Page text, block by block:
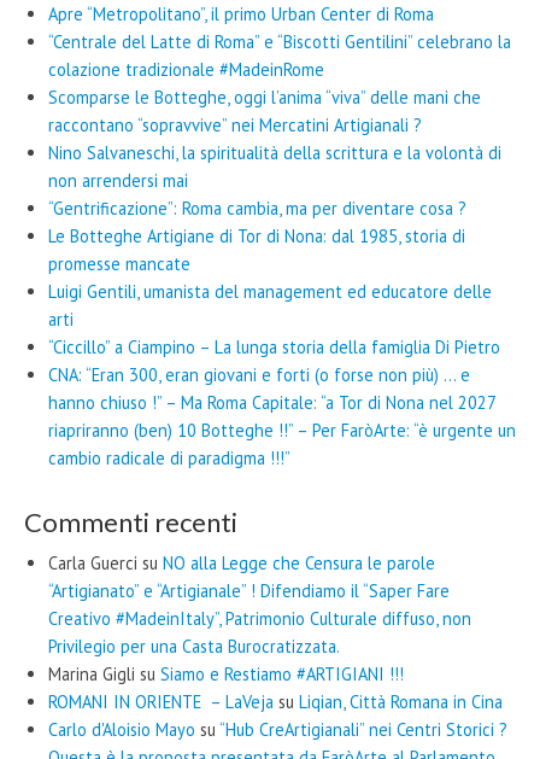
Apre “Metropolitano”, il primo Urban Center di Roma
“Centrale del Latte di Roma” e “Biscotti Gentilini” celebrano la
colazione tradizionale #MadeinRome
Scomparse le Botteghe, oggi l’anima “viva” delle mani che
raccontano “sopravvive” nei Mercatini Artigianali ?
Nino Salvaneschi, la spiritualità della scrittura e la volontà di
non arrendersi mai
“Gentrificazione”: Roma cambia, ma per diventare cosa ?
Le Botteghe Artigiane di Tor di Nona: dal 1985, storia di
promesse mancate
Luigi Gentili, umanista del management ed educatore delle
arti
“Ciccillo” a Ciampino – La lunga storia della famiglia Di Pietro
CNA: “Eran 300, eran giovani e forti (o forse non più) … e
hanno chiuso !” – Ma Roma Capitale: “a Tor di Nona nel 2027
riapriranno (ben) 10 Botteghe !!” – Per FaròArte: “è urgente un
cambio radicale di paradigma !!!”
Commenti recenti
Carla Guerci su NO alla Legge che Censura le parole
“Artigianato” e “Artigianale” ! Difendiamo il “Saper Fare
Creativo #MadeinItaly”, Patrimonio Culturale diffuso, non
Privilegio per una Casta Burocratizzata.
Marina Gigli su Siamo e Restiamo #ARTIGIANI !!!
ROMANI IN ORIENTE – LaVeja su Liqian, Città Romana in Cina
Carlo d'Aloisio Mayo su “Hub CreArtigianali” nei Centri Storici ?